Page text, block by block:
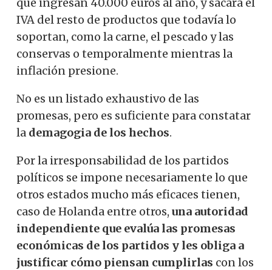
IVA del resto de productos que todavía lo
soportan, como la carne, el pescado y las
conservas o temporalmente mientras la
inflación presione.
No es un listado exhaustivo de las
promesas, pero es suficiente para constatar
la demagogia de los hechos.
Por la irresponsabilidad de los partidos
políticos se impone necesariamente lo que
otros estados mucho más eficaces tienen,
caso de Holanda entre otros, una autoridad
independiente que evalúa las promesas
económicas de los partidos y les obliga a
justificar cómo piensan cumplirlas con los